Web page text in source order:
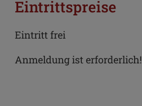
Eintrittspreise
Eintritt frei
Anmeldung ist erforderlich!